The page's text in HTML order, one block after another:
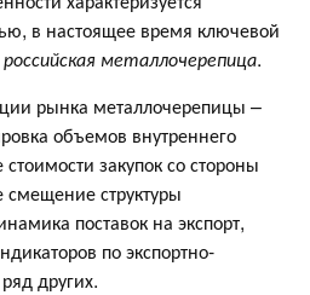
в настоящее время ключевой
российская металлочерепица.
рынка металлочерепицы –
объемов внутреннего
закупок со стороны
смещение структуры
поставок на экспорт,
по экспортно-
других.